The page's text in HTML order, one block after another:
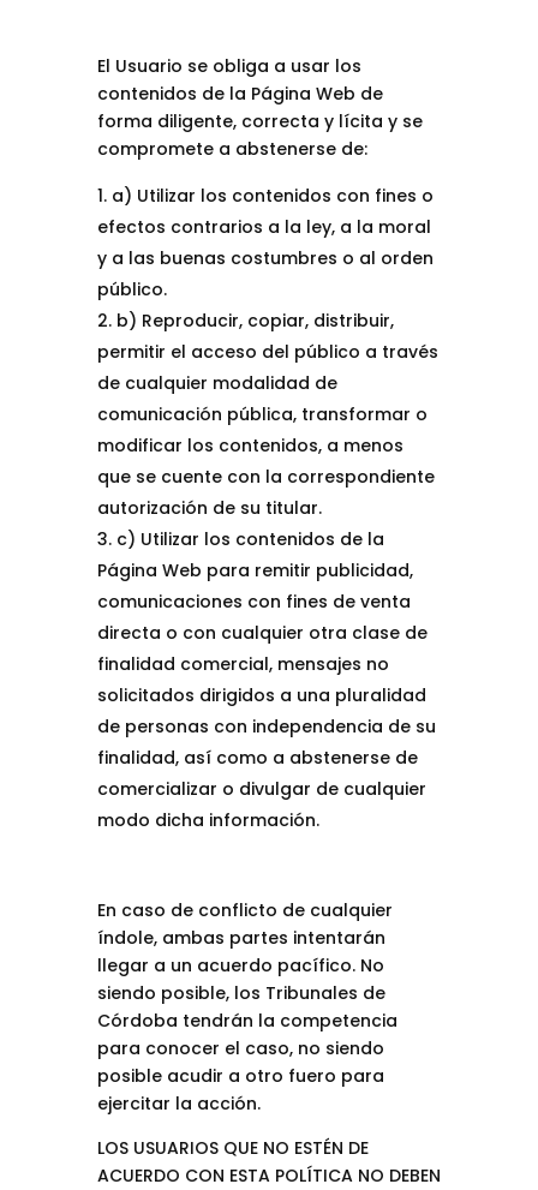
El Usuario se obliga a usar los
contenidos de la Página Web de
forma diligente, correcta y lícita y se
compromete a abstenerse de:
a) Utilizar los contenidos con fines o
efectos contrarios a la ley, a la moral
y a las buenas costumbres o al orden
público.
b) Reproducir, copiar, distribuir,
permitir el acceso del público a través
de cualquier modalidad de
comunicación pública, transformar o
modificar los contenidos, a menos
que se cuente con la correspondiente
autorización de su titular.
c) Utilizar los contenidos de la
Página Web para remitir publicidad,
comunicaciones con fines de venta
directa o con cualquier otra clase de
finalidad comercial, mensajes no
solicitados dirigidos a una pluralidad
de personas con independencia de su
finalidad, así como a abstenerse de
comercializar o divulgar de cualquier
modo dicha información.
En caso de conflicto de cualquier
índole, ambas partes intentarán
llegar a un acuerdo pacífico. No
siendo posible, los Tribunales de
Córdoba tendrán la competencia
para conocer el caso, no siendo
posible acudir a otro fuero para
ejercitar la acción.
LOS USUARIOS QUE NO ESTÉN DE
ACUERDO CON ESTA POLÍTICA NO DEBEN